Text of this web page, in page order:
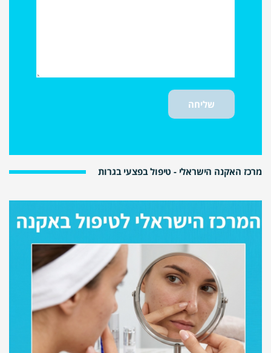
מרכז האקנה הישראלי - טיפול בפצעי בגרות